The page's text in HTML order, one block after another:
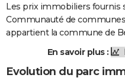
Les prix immobiliers fournis
Communauté de communes
appartient la commune de
En savoir plus :
Evolution du parc